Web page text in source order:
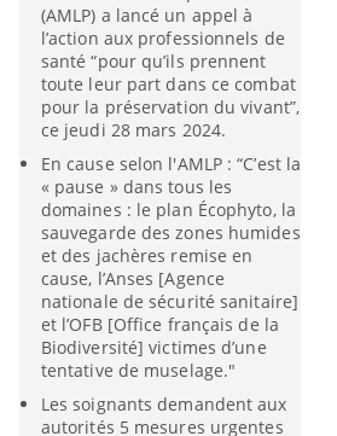
(AMLP) a lancé un appel à
l’action aux professionnels de
santé “pour qu’ils prennent
toute leur part dans ce combat
pour la préservation du vivant”,
ce jeudi 28 mars 2024.
En cause selon l'AMLP : “C’est la
« pause » dans tous les
domaines : le plan Écophyto, la
sauvegarde des zones humides
et des jachères remise en
cause, l’Anses [Agence
nationale de sécurité sanitaire]
et l’OFB [Office français de la
Biodiversité] victimes d’une
tentative de muselage."
Les soignants demandent aux
autorités 5 mesures urgentes